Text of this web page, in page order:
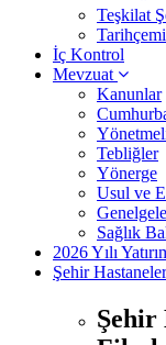
Teşkilat
İç Kontrol
Mevzuat
Kanunlar
Tebliğler
Yönerge
Usul ve
Sağlık
2026 Yılı
Şehir
Şehir